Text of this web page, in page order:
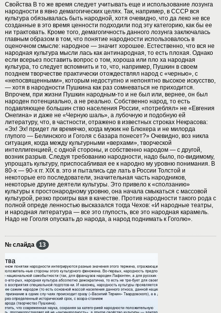
Свойства В то же время следует учитывать еще и использование лозунга
народности в явно демагогических целях. Так, например, в СССР вся
культура обязывалась быть народной, хотя очевидно, что да леко не все
созданные в это время ценности подходили под эту категорию, как бы ее
ни трактовать. Кроме того, демагогичность данного лозунга заключалась
главным образом в том, что понятие народности использовалось в
оценочном смысле: народное — значит хорошее. Естественно, что вся не
народная культура мысли лась как антинародная, то есть плохая. Однако
если всерьез поставить вопрос о том, хороша или пло ха народная
культура, то следует вспомнить и то, что, например, Пушкин в своем
позднем творчестве практически отождествлял народ с «чернью», с
«непосвященными», которым недоступно и непонятно высокое искусство,
— хотя в народности Пушкина как раз сомневаться не приходится.
Впрочем, при жизни Пушкин народным-то и не был или, вернее, он был
народен потенциально, а не реально. Собственно народ, то есть
подавляющее большин ство населения России, «потреблял» не «Евгения
Онегина» и даже не «Черную шаль», а лубочную и подобную ей
литературу, что, в частности, отражено в известных строках Некрасова:
«Эх! Эх! придет ли времячко, когда мужик не Блюхера и не милорда
глупого — Белинского и Гоголя с базара понесет?» Очевидно, воз никла
ситуация, когда между культурными «верхами», творческой
интеллигенцией, с одной стороны, и собственно народом — с другой,
возник разрыв. Следуя требованию народности, надо было, по-видимому,
упрощать культуру, приспосабливая ее к народно му уровню понимания. В
80-х — 90-х гг. XIX в. это и пытались сде лать в России Толстой и
некоторые его последователи, значительная часть народников,
некоторые другие деятели культуры. Это привело к «сползанию»
культуры к простонародному уровню, она начала смыкаться с массовой
культурой, резко проигры вая в качестве. Против народности такого рода с
полной опреде ленностью высказался тогда Чехов: «И народные театры,
и народная литература — все это глупость, все это народная карамель.
Надо не Гоголя опускать до народа, а народ поднимать к Гоголю».
№ слайда 13